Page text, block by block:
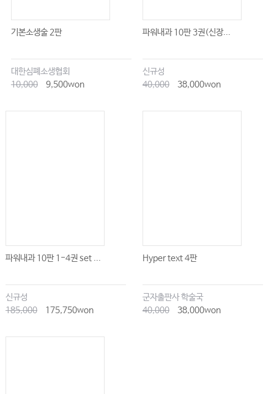
기본소생술 2판
대한심폐소생협회
10,000
9,500won
파워내과 10판 3권(신장...
신규성
40,000
38,000won
파워내과 10판 1-4권 set ...
신규성
185,000
175,750won
Hyper text 4판
군자출판사 학술국
40,000
38,000won